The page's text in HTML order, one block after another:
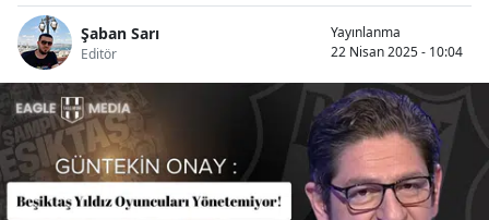
Şaban Sarı
Editör
Yayınlanma
22 Nisan 2025 - 10:04